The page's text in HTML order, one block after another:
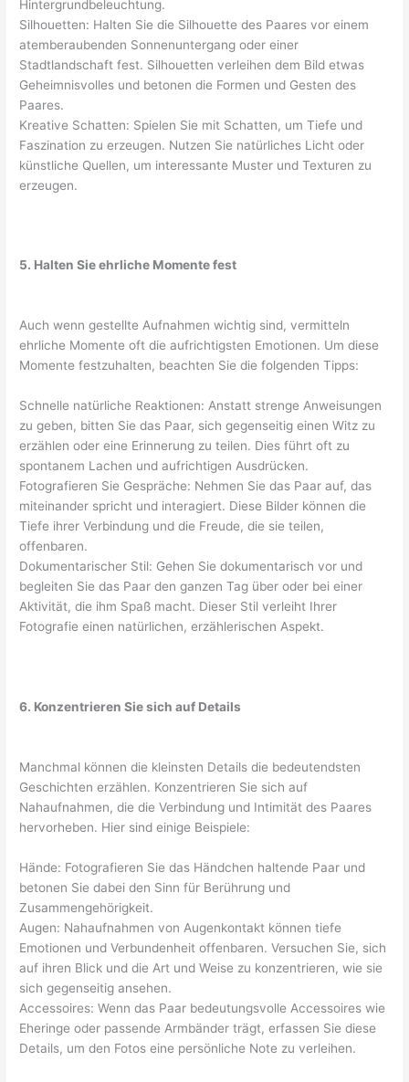
Hintergrundbeleuchtung.
Silhouetten: Halten Sie die Silhouette des Paares vor einem
atemberaubenden Sonnenuntergang oder einer
Stadtlandschaft fest. Silhouetten verleihen dem Bild etwas
Geheimnisvolles und betonen die Formen und Gesten des
Paares.
Kreative Schatten: Spielen Sie mit Schatten, um Tiefe und
Faszination zu erzeugen. Nutzen Sie natürliches Licht oder
künstliche Quellen, um interessante Muster und Texturen zu
erzeugen.
5. Halten Sie ehrliche Momente fest
Auch wenn gestellte Aufnahmen wichtig sind, vermitteln
ehrliche Momente oft die aufrichtigsten Emotionen. Um diese
Momente festzuhalten, beachten Sie die folgenden Tipps:
Schnelle natürliche Reaktionen: Anstatt strenge Anweisungen
zu geben, bitten Sie das Paar, sich gegenseitig einen Witz zu
erzählen oder eine Erinnerung zu teilen. Dies führt oft zu
spontanem Lachen und aufrichtigen Ausdrücken.
Fotografieren Sie Gespräche: Nehmen Sie das Paar auf, das
miteinander spricht und interagiert. Diese Bilder können die
Tiefe ihrer Verbindung und die Freude, die sie teilen,
offenbaren.
Dokumentarischer Stil: Gehen Sie dokumentarisch vor und
begleiten Sie das Paar den ganzen Tag über oder bei einer
Aktivität, die ihm Spaß macht. Dieser Stil verleiht Ihrer
Fotografie einen natürlichen, erzählerischen Aspekt.
6. Konzentrieren Sie sich auf Details
Manchmal können die kleinsten Details die bedeutendsten
Geschichten erzählen. Konzentrieren Sie sich auf
Nahaufnahmen, die die Verbindung und Intimität des Paares
hervorheben. Hier sind einige Beispiele:
Hände: Fotografieren Sie das Händchen haltende Paar und
betonen Sie dabei den Sinn für Berührung und
Zusammengehörigkeit.
Augen: Nahaufnahmen von Augenkontakt können tiefe
Emotionen und Verbundenheit offenbaren. Versuchen Sie, sich
auf ihren Blick und die Art und Weise zu konzentrieren, wie sie
sich gegenseitig ansehen.
Accessoires: Wenn das Paar bedeutungsvolle Accessoires wie
Eheringe oder passende Armbänder trägt, erfassen Sie diese
Details, um den Fotos eine persönliche Note zu verleihen.